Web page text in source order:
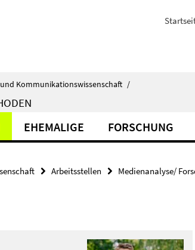
Kommunikationswissenschaft /
EHEMALIGE FORSCHUNG
Arbeitsstellen Medienanalyse/